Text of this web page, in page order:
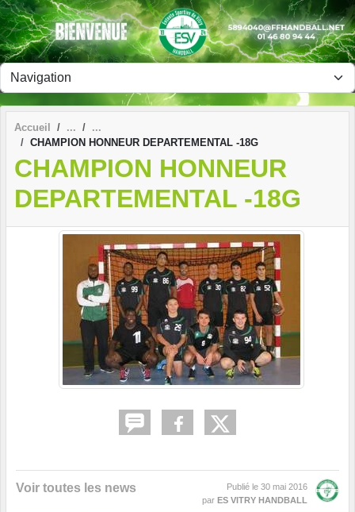
Accueil
CHAMPION HONNEUR DEPARTEMENTAL -18G
CHAMPION HONNEUR
DEPARTEMENTAL -18G
Voir toutes les news Publié le 30 mai 2016
par ES VITRY HANDBALL
Panneau de gestion des cookies